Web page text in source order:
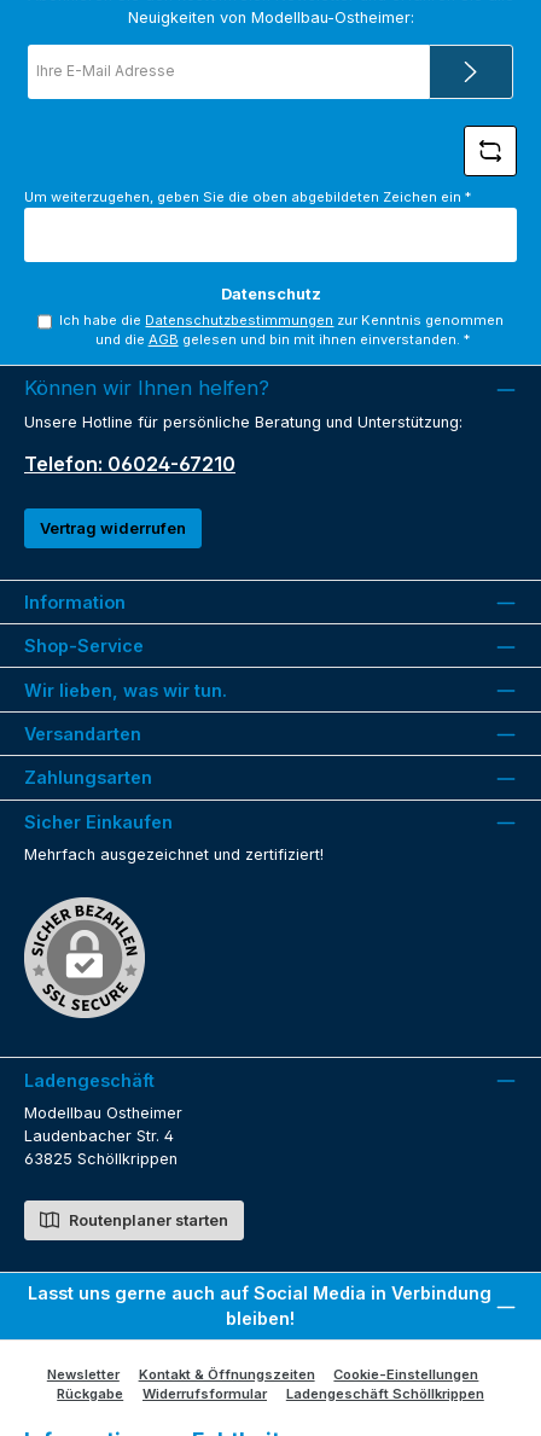
Neuigkeiten von Modellbau-Ostheimer:
Mail-
Adresse
Um weiterzugehen, geben Sie die oben abgebildeten Zeichen ein *
Datenschutz
Ich habe die Datenschutzbestimmungen zur Kenntnis genommen
und die AGB gelesen und bin mit ihnen einverstanden. *
Können wir Ihnen helfen?
Unsere Hotline für persönliche Beratung und Unterstützung:
Telefon: 06024-67210
Vertrag widerrufen
Information
Shop-Service
Wir lieben, was wir tun.
Versandarten
Zahlungsarten
Sicher Einkaufen
Mehrfach ausgezeichnet und zertifiziert!
Ladengeschäft
Modellbau Ostheimer
Laudenbacher Str. 4
63825 Schöllkrippen
Routenplaner starten
Lasst uns gerne auch auf Social Media in Verbindung
bleiben!
Newsletter Kontakt & Öffnungszeiten
Cookie-Einstellungen
Rückgabe
Widerrufsformular Ladengeschäft Schöllkrippen